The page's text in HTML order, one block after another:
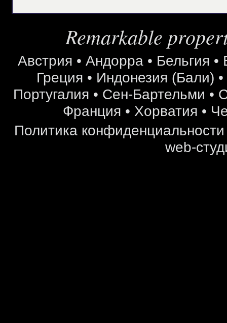
Remarkable
Австрия • Андорра • Бельгия •
Греция • Индонезия (Бали) •
Португалия • Сен-Бартельми •
Франция • Хорватия •
Политика конфиденциальности
web-